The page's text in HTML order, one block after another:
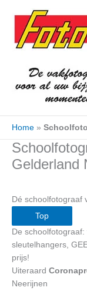
naar
inhoud
Home »
Gelderland
Dé schoolfotograaf
Top
De
sleutelhangers,
prijs!
Uiteraard
Neerijnen